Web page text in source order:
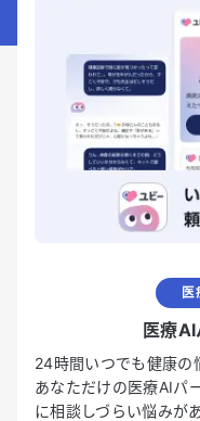
医
医療AI
24時間いつでも健康の
あなただけの医療AIパ
に相談しづらい悩みが